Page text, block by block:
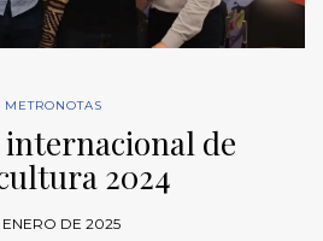
METRONOTAS
internacional de
2024
ENERO DE 2025